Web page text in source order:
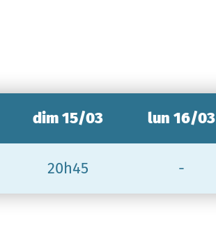
dim 15/03
20h45
lun 16/03
-